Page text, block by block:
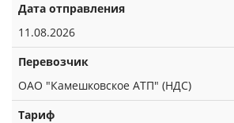
Дата отправления
11.08.2026
Перевозчик
ОАО "Камешковское АТП" (НДС)
Тариф